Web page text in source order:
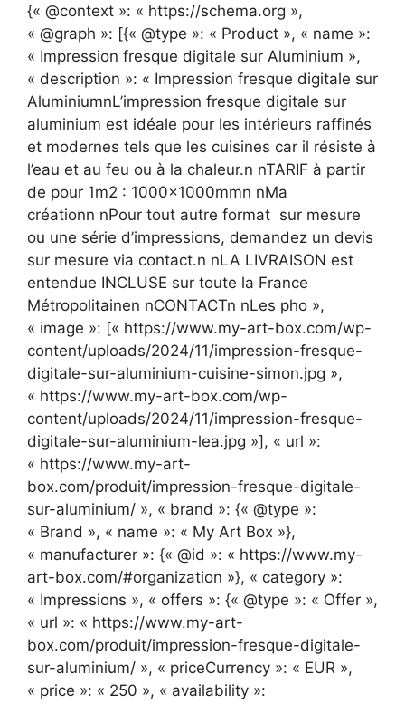
{« @context »: « https://schema.org »,
« @graph »: [{« @type »: « Product », « name »:
« Impression fresque digitale sur Aluminium »,
« description »: « Impression fresque digitale sur
AluminiumnL’impression fresque digitale sur
aluminium est idéale pour les intérieurs raffinés
et modernes tels que les cuisines car il résiste à
l’eau et au feu ou à la chaleur.n nTARIF à partir
de pour 1m2 : 1000x1000mmn nMa
créationn nPour tout autre format sur mesure
ou une série d’impressions, demandez un devis
sur mesure via contact.n nLA LIVRAISON est
entendue INCLUSE sur toute la France
Métropolitainen nCONTACTn nLes pho »,
« image »: [« https://www.my-art-box.com/wp-
content/uploads/2024/11/impression-fresque-
digitale-sur-aluminium-cuisine-simon.jpg »,
« https://www.my-art-box.com/wp-
content/uploads/2024/11/impression-fresque-
digitale-sur-aluminium-lea.jpg »], « url »:
« https://www.my-art-
box.com/produit/impression-fresque-digitale-
sur-aluminium/ », « brand »: {« @type »:
« Brand », « name »: « My Art Box »},
« manufacturer »: {« @id »: « https://www.my-
art-box.com/#organization »}, « category »:
« Impressions », « offers »: {« @type »: « Offer »,
« url »: « https://www.my-art-
box.com/produit/impression-fresque-digitale-
sur-aluminium/ », « priceCurrency »: « EUR »,
« price »: « 250 », « availability »: